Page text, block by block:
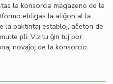
la konsorcia magazeno de la
ebligas la aliĝon al la
la paktintaj establoj, aĉeton de
pli. Vizitu ĝin tuj por
novaĵoj de la konsorcio.